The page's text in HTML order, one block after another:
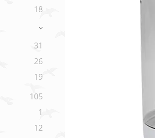
18
31
26
19
105
1
12